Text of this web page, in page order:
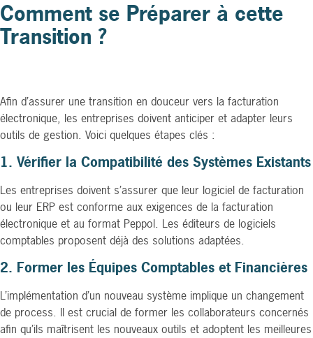
Comment se Préparer à cette
Transition ?
Afin d’assurer une transition en douceur vers la facturation
électronique, les entreprises doivent anticiper et adapter leurs
outils de gestion. Voici quelques étapes clés :
1. Vérifier la Compatibilité des Systèmes Existants
Les entreprises doivent s’assurer que leur logiciel de facturation
ou leur ERP est conforme aux exigences de la facturation
électronique et au format Peppol. Les éditeurs de logiciels
comptables proposent déjà des solutions adaptées.
2. Former les Équipes Comptables et Financières
L’implémentation d’un nouveau système implique un changement
de process. Il est crucial de former les collaborateurs concernés
afin qu’ils maîtrisent les nouveaux outils et adoptent les meilleures